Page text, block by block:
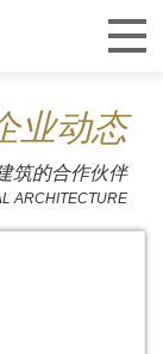
业动态
筑的合作伙伴
ARCHITECTURE